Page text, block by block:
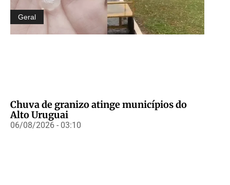
Geral
Chuva de granizo atinge municípios do
Alto Uruguai
06/08/2026 - 03:10